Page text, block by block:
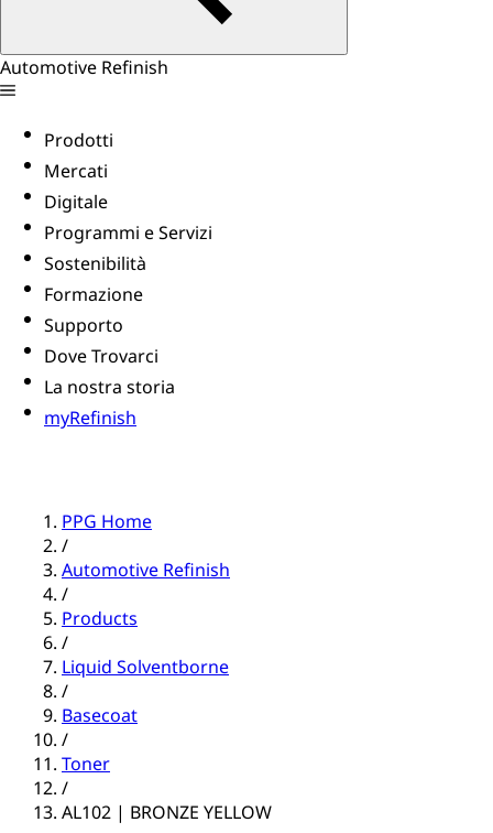
Automotive Refinish
Prodotti
Mercati
Digitale
Programmi e Servizi
Sostenibilità
Formazione
Supporto
Dove Trovarci
La nostra storia
myRefinish
PPG Home
/
Automotive Refinish
/
Products
/
Liquid Solventborne
/
Basecoat
/
Toner
/
AL102 | BRONZE YELLOW